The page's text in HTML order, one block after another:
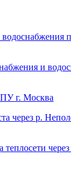
и
г. Москва
через р.
теплосети